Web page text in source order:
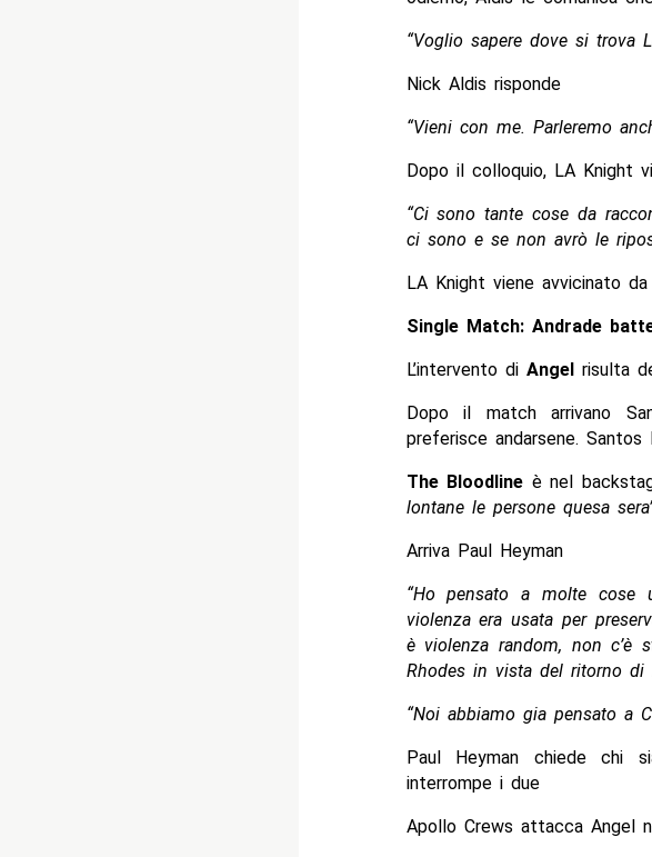
“Voglio sapere dove si trova
Nick Aldis risponde
“Vieni con me. Parleremo
Dopo il colloquio, LA Knight
“Ci sono tante cose da
ci sono e se non avrò le
LA Knight viene avvicinato
Single Match: Andrade
L’intervento di Angelrisulta
Dopo il match arrivano
preferisce andarsene.
The Bloodline è nel
lontane le persone quesa
Arriva Paul Heyman
“Ho pensato a molte cose
violenza era usata per
è violenza random, non c’è
Rhodes in vista del ritorno di
“Noi abbiamo gia pensato a
Paul Heyman chiede chi
interrompe i due
Apollo Crews attacca Angel